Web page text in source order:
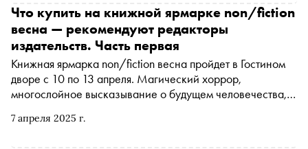
7 апреля 2025 г.
Что купить на книжной ярмарке non/fiction
весна — рекомендуют редакторы
издательств. Часть первая
Книжная ярмарка non/fiction весна пройдет в Гостином
дворе с 10 по 13 апреля. Магический хоррор,
многослойное высказывание о будущем человечества,
сотрудникам ведущих российских издательств